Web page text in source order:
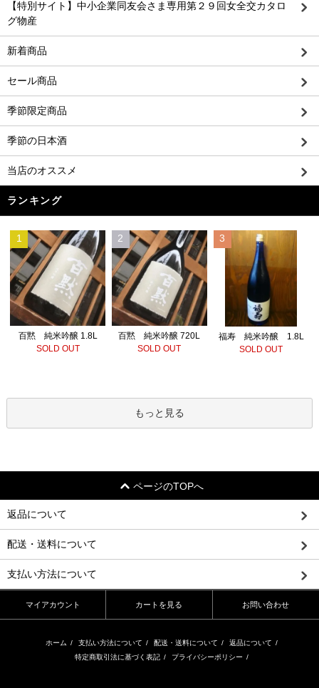
【特別サイト】中小企業同友会さま専用第２９回女全交カタロ
グ物産
新着商品
セール商品
季節限定商品
季節の日本酒
当店のオススメ
ランキング
1
百黙 純米吟醸 1.8L
SOLD OUT
2
百黙 純米吟醸 720L
SOLD OUT
3
福寿 純米吟醸 1.8L
SOLD OUT
もっと見る
ページのTOPへ
返品について
配送・送料について
支払い方法について
マイアカウント カートを見る お問い合わせ
ホーム / 支払い方法について / 配送・送料について / 返品について /
特定商取引法に基づく表記 / プライバシーポリシー /